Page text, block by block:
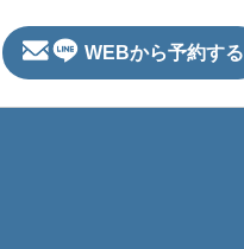
WEBから予約する